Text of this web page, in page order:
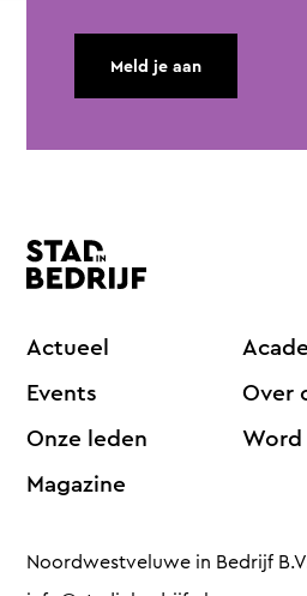
Meld je aan
Actueel
Events
Onze leden
Magazine
Over
Noordwestveluwe in Bedrijf